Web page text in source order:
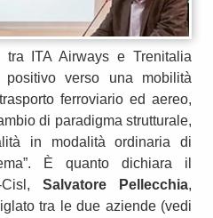
tra ITA Airways e Trenitalia
positivo verso una mobilità
ferroviario ed aereo,
di paradigma strutturale,
in modalità ordinaria di
È quanto dichiara il
Cisl, Salvatore Pellecchia,
tra le due aziende (vedi